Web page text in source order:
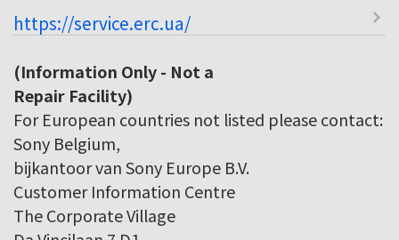
https://service.erc.ua/
(Information Only - Not a
Repair Facility)
For European countries not listed please contact:
Sony Belgium,
bijkantoor van Sony Europe B.V.
Customer Information Centre
The Corporate Village